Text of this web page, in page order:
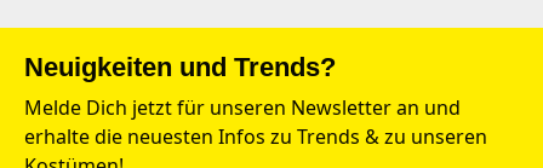
Neuigkeiten und Trends?
Melde Dich jetzt für unseren Newsletter an und
erhalte die neuesten Infos zu Trends & zu unseren